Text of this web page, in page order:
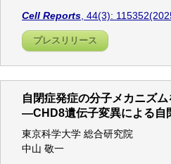
Cell Reports , 44(3):
プレスリリース
自閉症発症の分子メカニズム
―CHD8遺伝子変異による自
東京科学大学 総合研究院
中山 敬一